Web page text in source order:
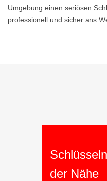
Umgebung einen seriösen
professionell und sicher ans
der Nähe